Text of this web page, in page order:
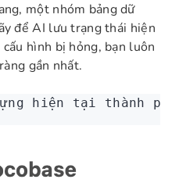
một nhóm bảng dữ
để AI lưu trạng thái hiện
hình bị hỏng, bạn luôn
gần nhất.
hiện tại thành